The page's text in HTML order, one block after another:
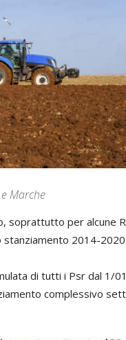
Marche
soprattutto per alcune
stanziamento 2014-
di tutti i Psr dal 1/
complessivo